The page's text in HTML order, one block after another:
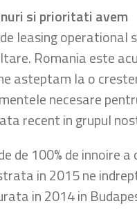
si prioritati avem
leasing operational
Romania este
asteptam la o
necesare
recent in grupul
de 100% de innoire
in 2015 ne
in 2014 in